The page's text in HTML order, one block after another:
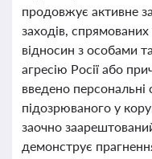
продовжує активне
заходів,
відносин з особами
агресію Росії або
введено персональні
підозрюваного у
заочно
демонструє